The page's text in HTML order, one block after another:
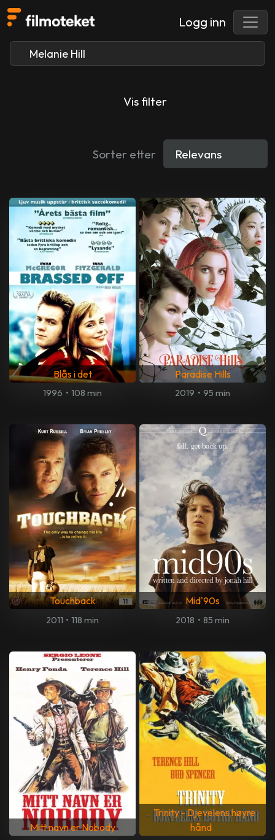
Logg inn
Vis filter
Sorter etter
Blås i det
1996 • 108 min
Paradise Hills
2019 • 95 min
Touchback
2011 • 118 min
Mid'90s
2018 • 85 min
Mitt navn er Nobody
Trinity - Djevelens høyre
hånd